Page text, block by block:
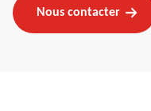
Nous contacter